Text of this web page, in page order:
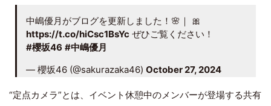
中嶋優月がブログを更新しました！🌸｜ 🎀
https://t.co/hiCsc1BsYc ぜひご覧ください！
#櫻坂46 #中嶋優月
— 櫻坂46 (@sakurazaka46) October 27, 2024
“定点カメラ”とは、イベント休憩中のメンバーが登場する共有